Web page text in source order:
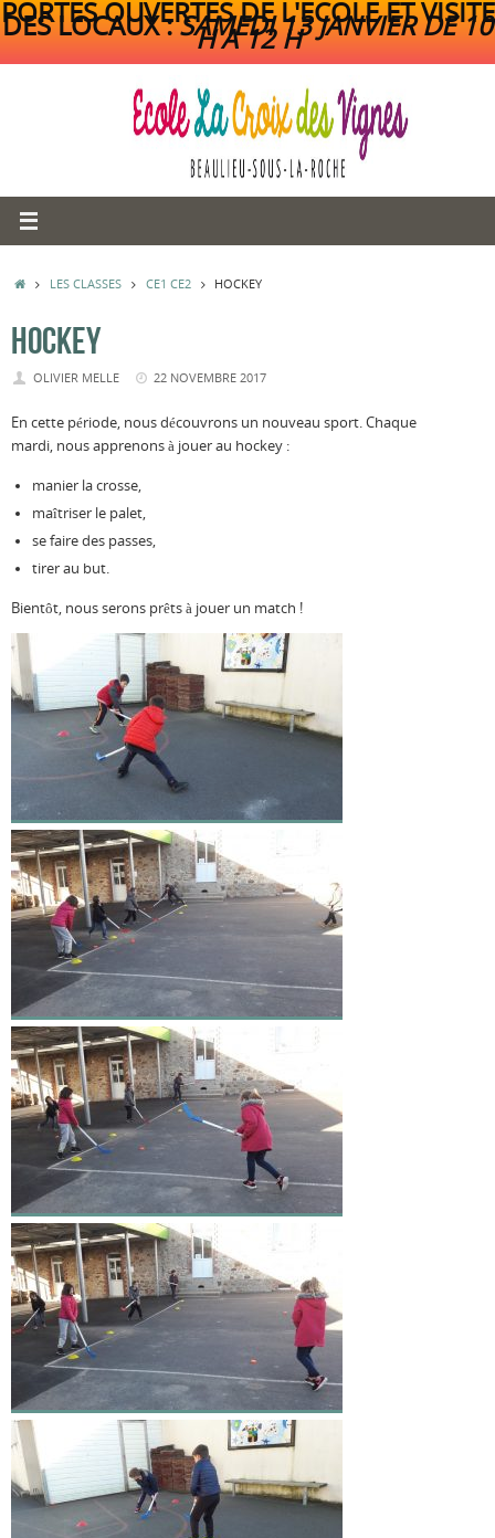
PORTES OUVERTES DE L'ECOLE ET VISITE
DES LOCAUX :SAMEDI 13 JANVIER DE 10
H A 12 H
ACCUEIL
LES CLASSES CE1 CE2 HOCKEY
HOCKEY
OLIVIER MELLE 22 NOVEMBRE 2017
En cette période, nous découvrons un nouveau sport. Chaque
mardi, nous apprenons à jouer au hockey :
manier la crosse,
maîtriser le palet,
se faire des passes,
tirer au but.
Bientôt, nous serons prêts à jouer un match !